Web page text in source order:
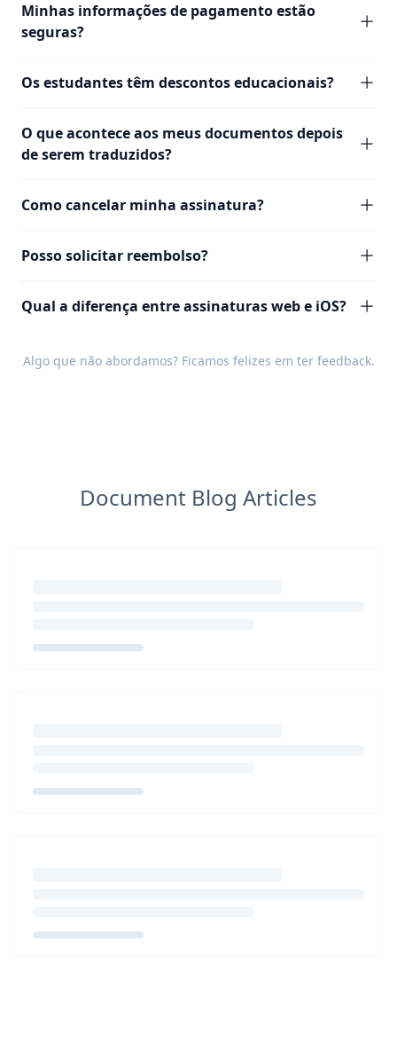
Minhas informações de pagamento estão
seguras?
Os estudantes têm descontos educacionais?
O que acontece aos meus documentos depois
de serem traduzidos?
Como cancelar minha assinatura?
Posso solicitar reembolso?
Qual a diferença entre assinaturas web e iOS?
Algo que não abordamos? Ficamos felizes em ter feedback.
Document Blog Articles